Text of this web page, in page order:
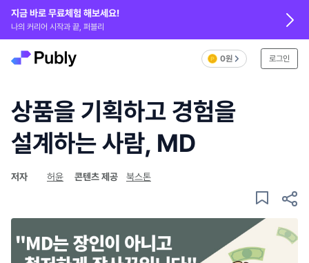
지금 바로 무료체험 해보세요!
나의 커리어 시작과 끝, 퍼블리
0원 로그인
상품을 기획하고 경험을
설계하는 사람, MD
저자 허윤 콘텐츠 제공 북스톤